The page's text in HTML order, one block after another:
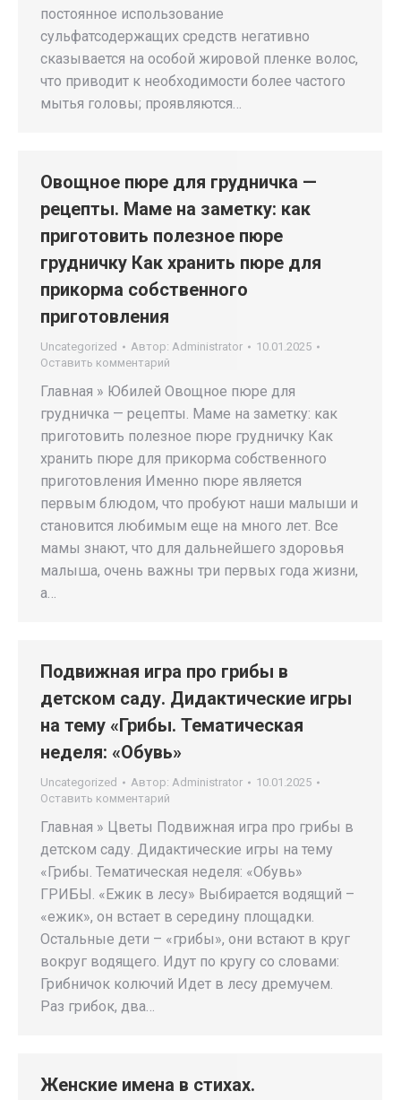
постоянное использование
сульфатсодержащих средств негативно
сказывается на особой жировой пленке волос,
что приводит к необходимости более частого
мытья головы; проявляются…
Овощное пюре для грудничка —
рецепты. Маме на заметку: как
приготовить полезное пюре
грудничку Как хранить пюре для
прикорма собственного
приготовления
Uncategorized Автор: Administrator
10.01.2025
Оставить комментарий
Главная » Юбилей Овощное пюре для
грудничка — рецепты. Маме на заметку: как
приготовить полезное пюре грудничку Как
хранить пюре для прикорма собственного
приготовления Именно пюре является
первым блюдом, что пробуют наши малыши и
становится любимым еще на много лет. Все
мамы знают, что для дальнейшего здоровья
малыша, очень важны три первых года жизни,
а…
Подвижная игра про грибы в
детском саду. Дидактические игры
на тему «Грибы. Тематическая
неделя: «Обувь»
Uncategorized Автор: Administrator
10.01.2025
Оставить комментарий
Главная » Цветы Подвижная игра про грибы в
детском саду. Дидактические игры на тему
«Грибы. Тематическая неделя: «Обувь»
ГРИБЫ. «Ежик в лесу» Выбирается водящий –
«ежик», он встает в середину площадки.
Остальные дети – «грибы», они встают в круг
вокруг водящего. Идут по кругу со словами:
Грибничок колючий Идет в лесу дремучем.
Раз грибок, два…
Женские имена в стихах.